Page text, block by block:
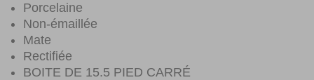
Porcelaine
Non-émaillée
Mate
Rectifiée
BOITE DE 15.5 PIED CARRÉ